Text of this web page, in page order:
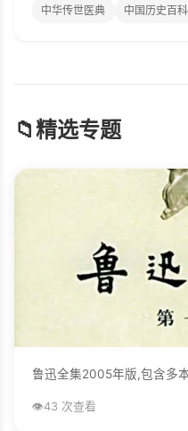
中华传世医典
中国历史百
📁精选专题
鲁迅全集2005年版,包含多
👁️43 次查看